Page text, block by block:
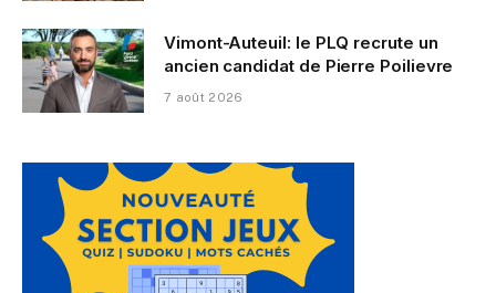
Vimont-Auteuil: le PLQ recrute un
ancien candidat de Pierre Poilievre
7 août 2026